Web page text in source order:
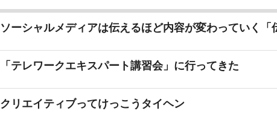
ソーシャルメディアは伝えるほど内容が変わっていく「
「テレワークエキスパート講習会」に行ってきた
クリエイティブってけっこうタイヘン